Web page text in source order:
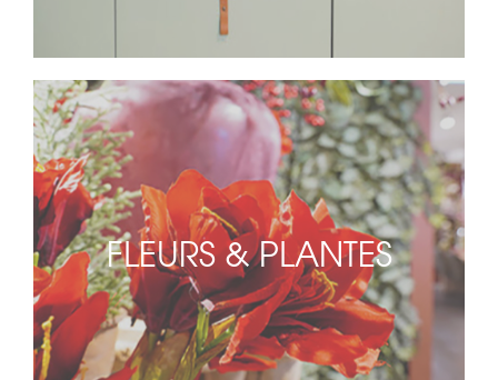
FLEURS & PLANTES